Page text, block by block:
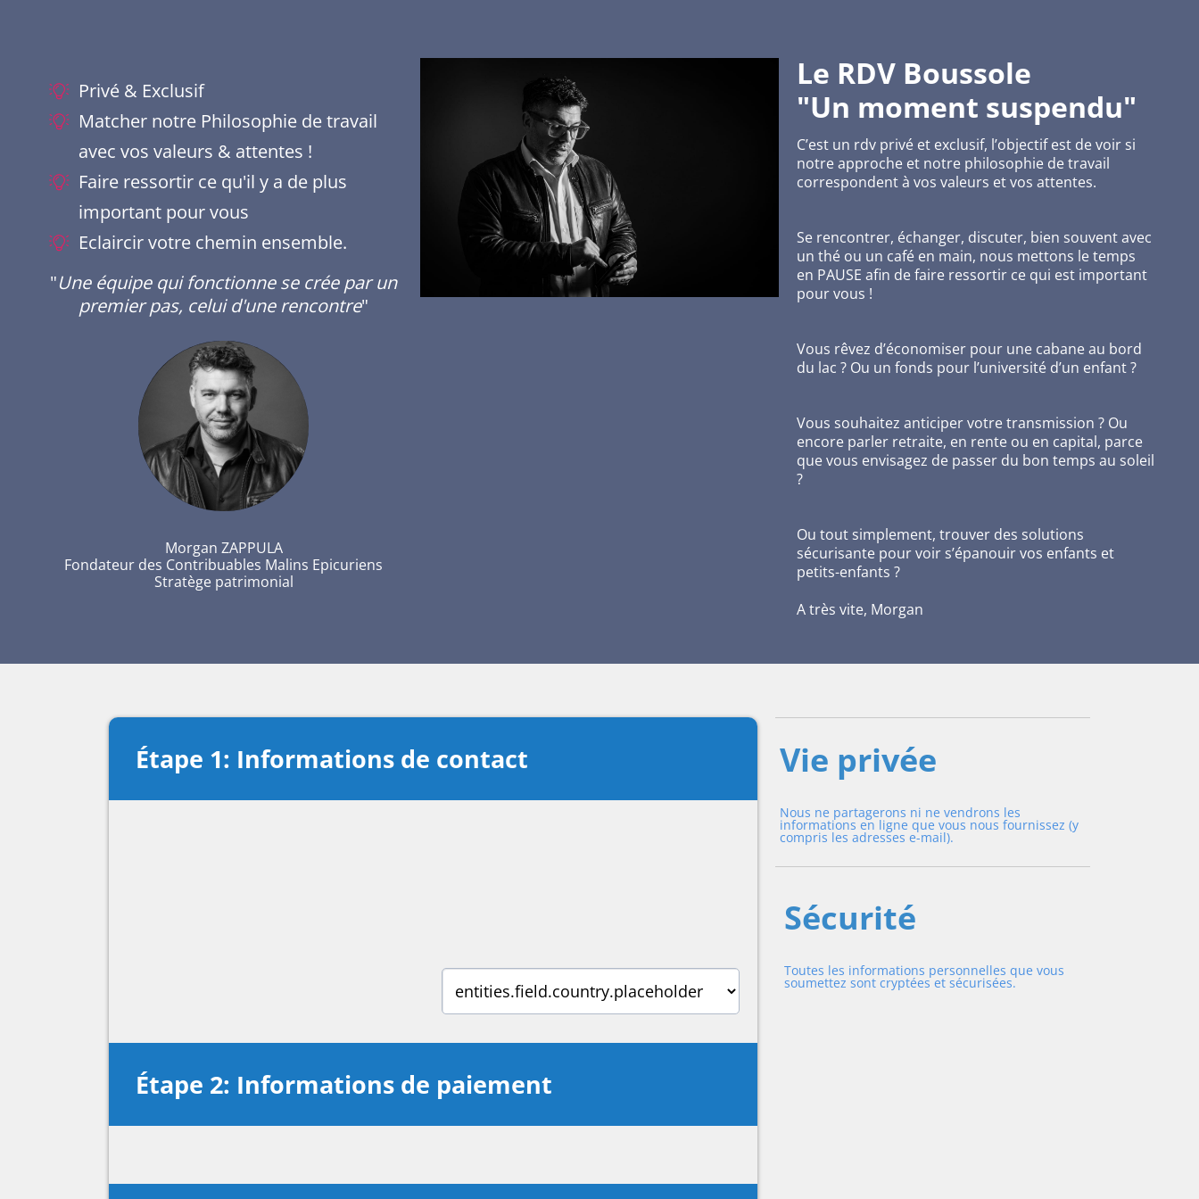
Privé & Exclusif
Matcher notre Philosophie de travail
avec vos valeurs & attentes !
Faire ressortir ce qu'il y a de plus
important pour vous
Eclaircir votre chemin ensemble.
"Une équipe qui fonctionne se crée par un
premier pas, celui d'une rencontre"
Morgan ZAPPULA
Fondateur des Contribuables Malins Epicuriens
Stratège patrimonial
Le RDV Boussole
"Un moment suspendu"
C’est un rdv privé et exclusif, l’objectif est de voir si
notre approche et notre philosophie de travail
correspondent à vos valeurs et vos attentes.
Se rencontrer, échanger, discuter, bien souvent avec
un thé ou un café en main, nous mettons le temps
en PAUSE afin de faire ressortir ce qui est important
pour vous !
Vous rêvez d’économiser pour une cabane au bord
du lac ? Ou un fonds pour l’université d’un enfant ?
Vous souhaitez anticiper votre transmission ? Ou
encore parler retraite, en rente ou en capital, parce
que vous envisagez de passer du bon temps au soleil
?
Ou tout simplement, trouver des solutions
sécurisante pour voir s’épanouir vos enfants et
petits-enfants ?
A très vite, Morgan
Étape 1: Informations de contact
Étape 2: Informations de paiement
Vie privée
Nous ne partagerons ni ne vendrons les
informations en ligne que vous nous fournissez (y
compris les adresses e-mail).
Sécurité
Toutes les informations personnelles que vous
soumettez sont cryptées et sécurisées.